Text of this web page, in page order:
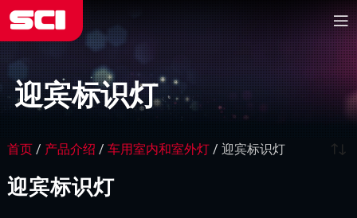
迎宾标识灯
迎宾标识灯
首页/ 产品介绍 / 车用室内和室外灯/ 迎宾标识灯